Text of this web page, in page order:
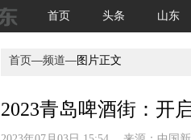
首页 头条 山东
首页—频道—图片正文
2023青岛啤酒街：开